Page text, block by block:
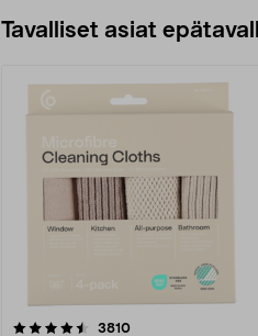
Tavalliset asiat
3810arvostelut
4.5viidestä